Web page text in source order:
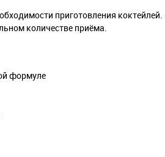
приготовления
количестве приёма.
формуле